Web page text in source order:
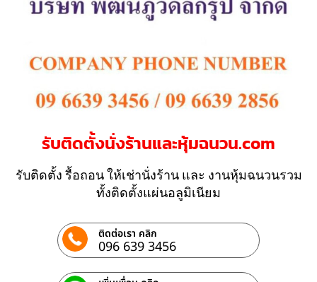
รับติดตั้งนั่งร้านและหุ้มฉนวน.com
รับติดตั้ง รื้อถอน ให้เช่านั่งร้าน และ งานหุ้มฉนวนรวม
ทั้งติดตั้งแผ่นอลูมิเนียม
ติดต่อเรา คลิก
096 639 3456